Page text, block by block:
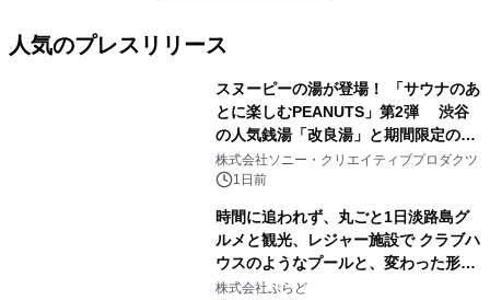
人気のプレスリリース
スヌーピーの湯が登場！ 「サウナのあ
とに楽しむPEANUTS」第2弾 渋谷
の人気銭湯「改良湯」と期間限定のコ
ラボレーション サウナイキタイコラ
ボグッズも発売決定！
株式会社ソニー・クリエイティブプロダクツ
1日前
時間に追われず、丸ごと1日淡路島グ
ルメと観光、レジャー施設で クラブハ
ウスのようなプールと、変わった形の
サウナも 「THE BOXY AWAJI」のお
株式会社ぷらど